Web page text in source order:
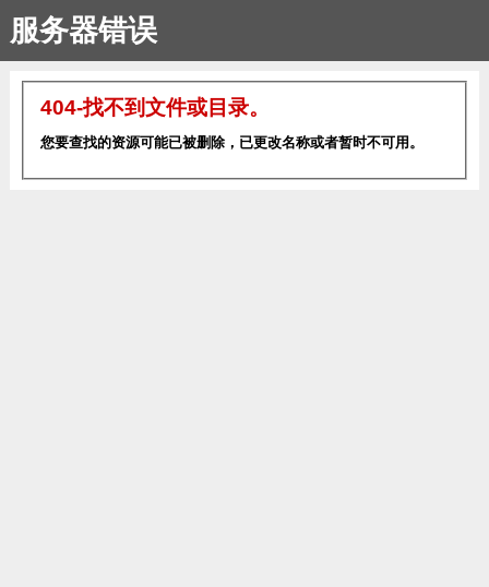
服务器错误
404-找不到文件或目录。
您要查找的资源可能已被删除，已更改名称或者暂时不可用。